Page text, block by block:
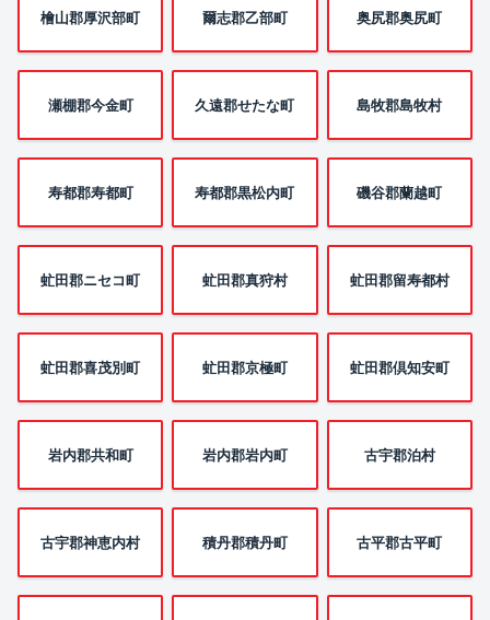
檜山郡厚沢部町 爾志郡乙部町 奥尻郡奥尻町
瀬棚郡今金町 久遠郡せたな町 島牧郡島牧村
寿都郡寿都町 寿都郡黒松内町 磯谷郡蘭越町
虻田郡ニセコ町 虻田郡真狩村 虻田郡留寿都村
虻田郡喜茂別町 虻田郡京極町 虻田郡倶知安町
岩内郡共和町 岩内郡岩内町 古宇郡泊村
古宇郡神恵内村 積丹郡積丹町 古平郡古平町